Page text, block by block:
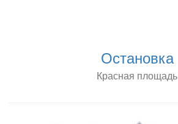
Остановка
Красная площадь